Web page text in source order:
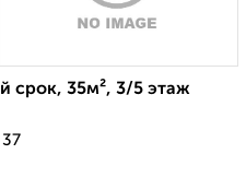
срок, 35м², 3/5 этаж